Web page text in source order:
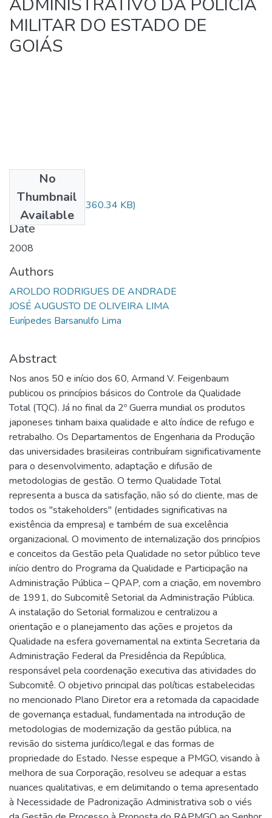
MILITAR DO ESTADO DE
GOIÁS
No
Thumbnail
Available
NECESS~1.PDF (360.34 KB)
Date
2008
Authors
AROLDO RODRIGUES DE ANDRADE
JOSÉ AUGUSTO DE OLIVEIRA LIMA
Eurípedes Barsanulfo Lima
Abstract
Nos anos 50 e início dos 60, Armand V. Feigenbaum
publicou os princípios básicos do Controle da Qualidade
Total (TQC). Já no final da 2º Guerra mundial os produtos
japoneses tinham baixa qualidade e alto índice de refugo e
retrabalho. Os Departamentos de Engenharia da Produção
das universidades brasileiras contribuíram significativamente
para o desenvolvimento, adaptação e difusão de
metodologias de gestão. O termo Qualidade Total
representa a busca da satisfação, não só do cliente, mas de
todos os "stakeholders" (entidades significativas na
existência da empresa) e também de sua excelência
organizacional. O movimento de internalização dos princípios
e conceitos da Gestão pela Qualidade no setor público teve
início dentro do Programa da Qualidade e Participação na
Administração Pública – QPAP, com a criação, em novembro
de 1991, do Subcomitê Setorial da Administração Pública.
A instalação do Setorial formalizou e centralizou a
orientação e o planejamento das ações e projetos da
Qualidade na esfera governamental na extinta Secretaria da
Administração Federal da Presidência da República,
responsável pela coordenação executiva das atividades do
Subcomitê. O objetivo principal das políticas estabelecidas
no mencionado Plano Diretor era a retomada da capacidade
de governança estadual, fundamentada na introdução de
metodologias de modernização da gestão pública, na
revisão do sistema jurídico/legal e das formas de
propriedade do Estado. Nesse espeque a PMGO, visando à
melhora de sua Corporação, resolveu se adequar a estas
nuances qualitativas, e em delimitando o tema apresentado
à Necessidade de Padronização Administrativa sob o viés